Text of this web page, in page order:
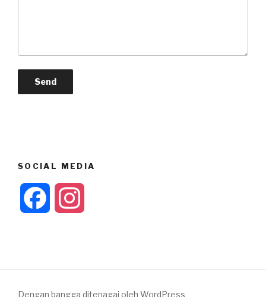
SOCIAL MEDIA
Dengan bangga ditenagai oleh WordPress